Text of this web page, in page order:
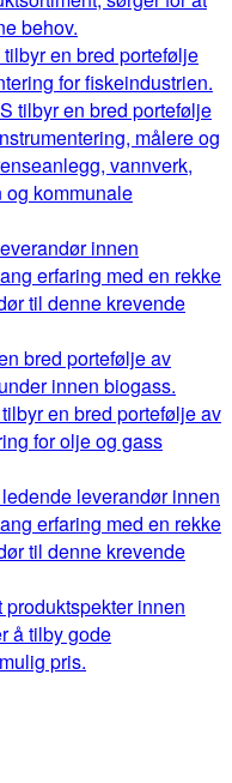
behov.
tilbyr en bred portefølje
for fiskeindustrien.
tilbyr en bred portefølje
målere og
vannverk,
kommunale
innen
erfaring med en rekke
til denne krevende
bred portefølje av
innen biogass.
en bred portefølje av
for olje og gass
leverandør innen
erfaring med en rekke
til denne krevende
produktspekter innen
å tilby gode
pris.